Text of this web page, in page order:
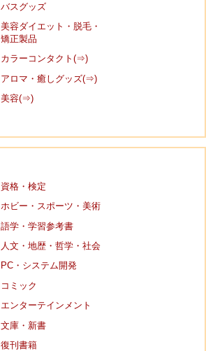
バスグッズ
美容ダイエット・脱毛・
矯正製品
カラーコンタクト(⇒)
アロマ・癒しグッズ(⇒)
美容(⇒)
資格・検定
ホビー・スポーツ・美術
語学・学習参考書
人文・地歴・哲学・社会
PC・システム開発
コミック
エンターテインメント
文庫・新書
復刊書籍